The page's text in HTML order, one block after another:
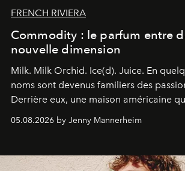
FRENCH RIVIERA
Commodity : le parfum entre
nouvelle dimension
Milk. Milk Orchid. Ice(d). Juice. En
noms sont devenus familiers des
Derrière eux, une maison américaine
codes de la parfumerie contemporaine
une approche aussi intuitive que
05.08.2026 by Jenny Mannerheim